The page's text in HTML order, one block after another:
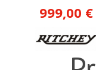
999,00 €